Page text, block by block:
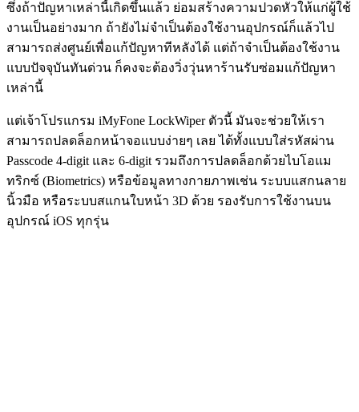
ซึ่งถ้าปัญหาเหล่านี้เกิดขึ้นแล้ว ย่อมสร้างความปวดหัวให้แก่ผู้ใช้
งานเป็นอย่างมาก ถ้ายังไม่จำเป็นต้องใช้งานอุปกรณ์ก็แล้วไป
สามารถส่งศูนย์เพื่อแก้ปัญหาทีหลังได้ แต่ถ้าจำเป็นต้องใช้งาน
แบบปัจจุบันทันด่วน ก็คงจะต้องวิ่งวุ่นหาร้านรับซ่อมแก้ปัญหา
เหล่านี้
แต่เจ้าโปรแกรม iMyFone LockWiper ตัวนี้ มันจะช่วยให้เรา
สามารถปลดล็อกหน้าจอแบบง่ายๆ เลย ได้ทั้งแบบใส่รหัสผ่าน
Passcode 4-digit และ 6-digit รวมถึงการปลดล็อกด้วยไบโอแม
ทริกซ์ (Biometrics) หรือข้อมูลทางกายภาพเช่น ระบบแสกนลาย
นิ้วมือ หรือระบบสแกนใบหน้า 3D ด้วย รองรับการใช้งานบน
อุปกรณ์ iOS ทุกรุ่น